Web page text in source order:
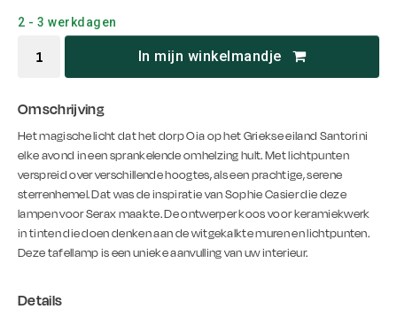
2 - 3 werkdagen
In mijn winkelmandje
Omschrijving
Het magische licht dat het dorp Oia op het Griekse eiland Santorini
elke avond in een sprankelende omhelzing hult. Met lichtpunten
verspreid over verschillende hoogtes, als een prachtige, serene
sterrenhemel. Dat was de inspiratie van Sophie Casier die deze
lampen voor Serax maakte. De ontwerper koos voor keramiekwerk
in tinten die doen denken aan de witgekalkte muren en lichtpunten.
Deze tafellamp is een unieke aanvulling van uw interieur.
Details